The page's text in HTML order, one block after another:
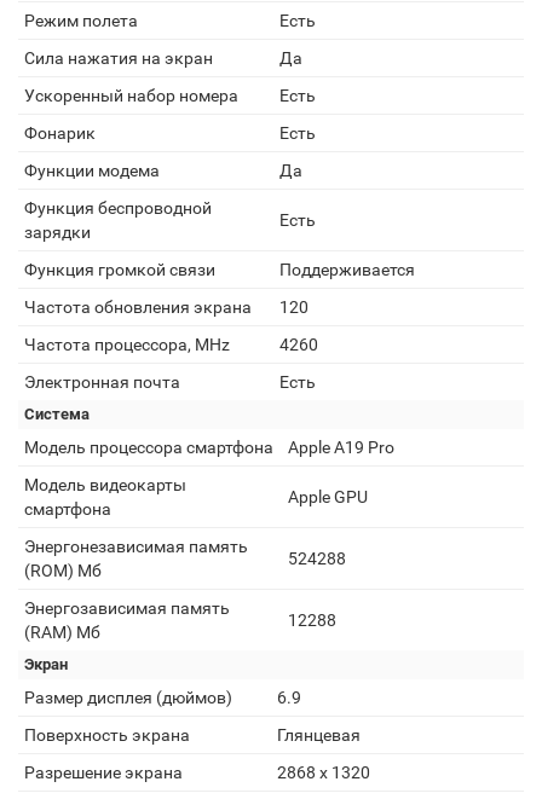
Режим полета
Есть
Сила нажатия на экран
Да
Ускоренный набор номера
Есть
Фонарик
Есть
Функции модема
Да
Функция беспроводной
зарядки
Есть
Функция громкой связи
Поддерживается
Частота обновления экрана
120
Частота процессора, MHz
4260
Электронная почта
Есть
Система
Модель процессора смартфона
Apple A19 Pro
Модель видеокарты
смартфона
Apple GPU
Энергонезависимая память
(ROM) Мб
524288
Энергозависимая память
(RAM) Мб
12288
Экран
Размер дисплея (дюймов)
6.9
Поверхность экрана
Глянцевая
Разрешение экрана
2868 x 1320